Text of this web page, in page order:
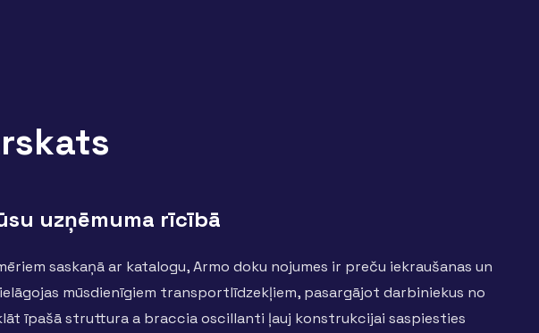
uzņēmuma rīcībā
saskaņā ar katalogu, Armo doku nojumes ir preču iekraušanas un
mūsdienīgiem transportlīdzekļiem, pasargājot darbiniekus no
īpašā struttura a braccia oscillanti ļauj konstrukcijai saspiesties